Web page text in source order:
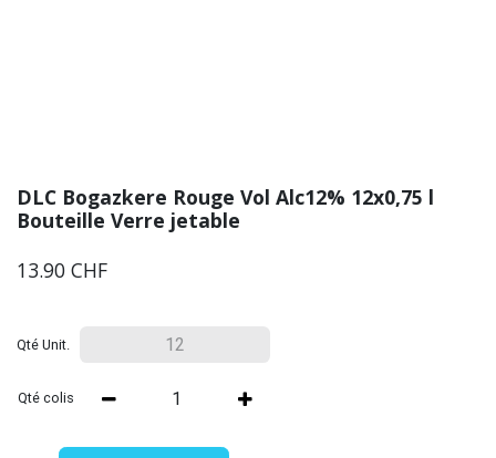
DLC Bogazkere Rouge Vol Alc12% 12x0,75 l
Bouteille Verre jetable
13.90 CHF
Qté Unit.
Qté colis